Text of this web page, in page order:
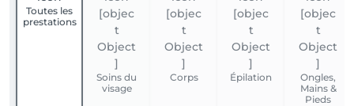
Toutes les
prestations
Soins du
visage
Corps Épilation
Ongles,
Mains &
Pieds